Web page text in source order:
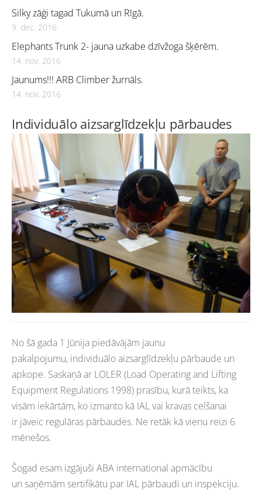
Silky zāģi tagad Tukumā un Rīgā.
9. dec. 2016
Elephants Trunk 2- jauna uzkabe dzīvžoga šķērēm.
14. nov. 2016
Jaunums!!! ARB Climber žurnāls.
14. nov. 2016
Individuālo aizsarglīdzekļu pārbaudes
No šā gada 1 Jūnija piedāvājām jaunu
pakalpojumu, individuālo aizsarglīdzekļu pārbaude un
apkope. Saskaņā ar LOLER (Load Operating and Lifting
Equipment Regulations 1998) prasību, kurā teikts, ka
visām iekārtām, ko izmanto kā IAL vai kravas celšanai
ir jāveic regulāras pārbaudes. Ne retāk kā vienu reizi 6
mēnešos.
Šogad esam izgājuši ABA international apmācību
un saņēmām sertifikātu par IAL pārbaudi un inspekciju.